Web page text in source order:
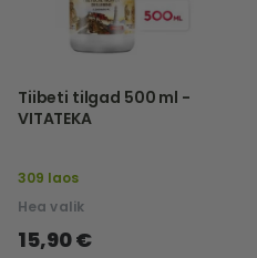
Tiibeti tilgad 500 ml -
VITATEKA
309 laos
Hea valik
15,90 €